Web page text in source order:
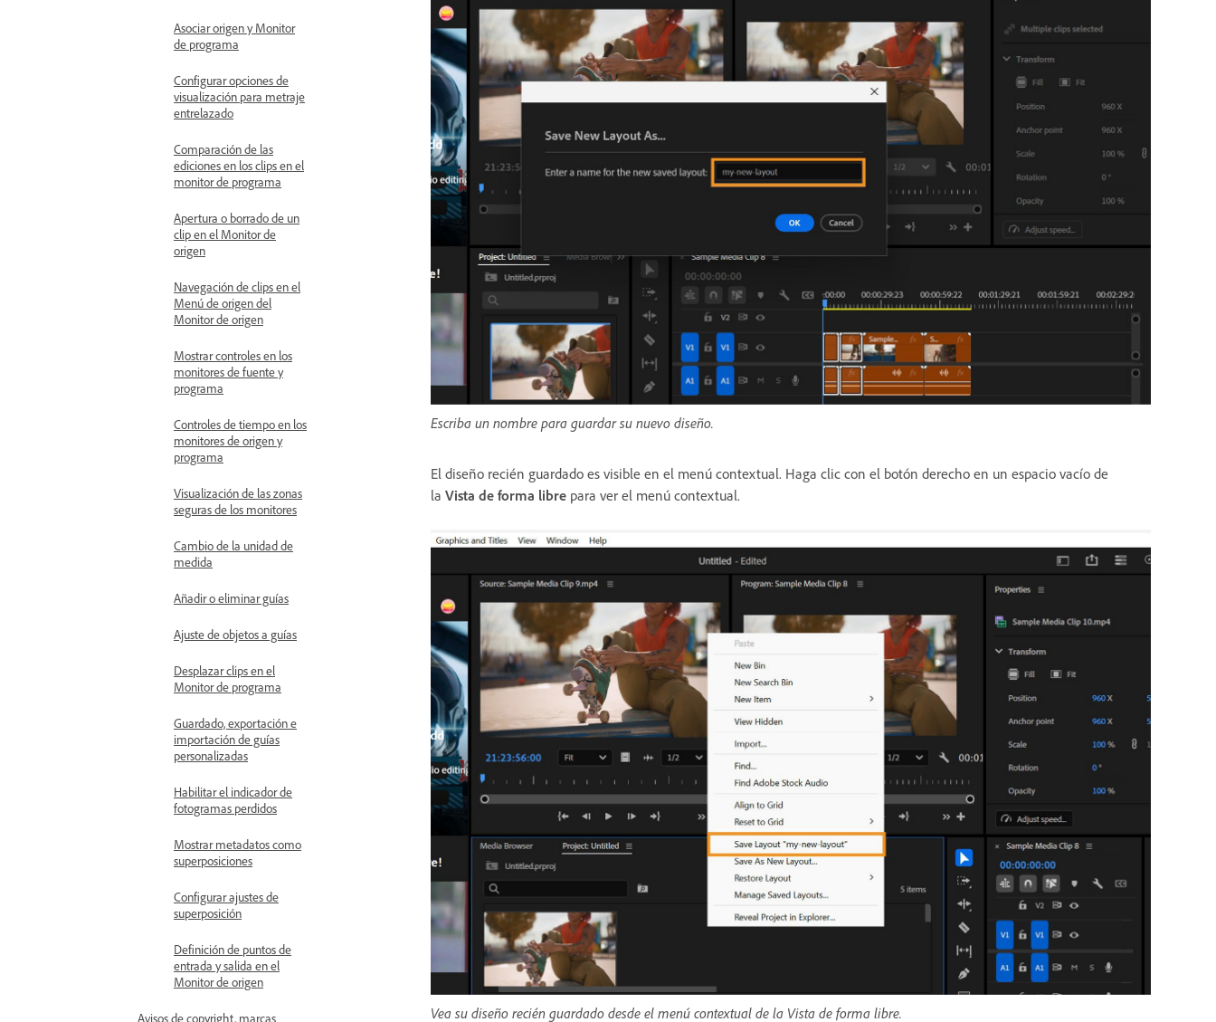
Asociar origen y Monitor
de programa
Configurar opciones de
visualización para metraje
entrelazado
Comparación de las
ediciones en los clips en el
monitor de programa
Apertura o borrado de un
clip en el Monitor de
origen
Navegación de clips en el
Menú de origen del
Monitor de origen
Mostrar controles en los
monitores de fuente y
programa
Controles de tiempo en los
monitores de origen y
programa
Visualización de las zonas
seguras de los monitores
Cambio de la unidad de
medida
Añadir o eliminar guías
Ajuste de objetos a guías
Desplazar clips en el
Monitor de programa
Guardado, exportación e
importación de guías
personalizadas
Habilitar el indicador de
fotogramas perdidos
Mostrar metadatos como
superposiciones
Configurar ajustes de
superposición
Definición de puntos de
entrada y salida en el
Monitor de origen
Avisos de copyright, marcas
Escriba un nombre para guardar su nuevo diseño.
El diseño recién guardado es visible en el menú contextual. Haga clic con el botón derecho en un espacio vacío de
la Vista de forma libre para ver el menú contextual.
Vea su diseño recién guardado desde el menú contextual de la Vista de forma libre.